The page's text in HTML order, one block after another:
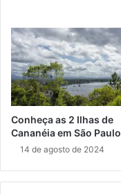
Conheça as 2 Ilhas de
Cananéia em São Paulo
14 de agosto de 2024